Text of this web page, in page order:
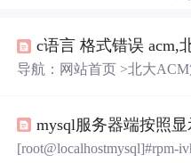
导航：网站首页 >北大
的,调试时都是成功的为什
位C语言大虾们看看
[root@localhostmysql]#rpm-